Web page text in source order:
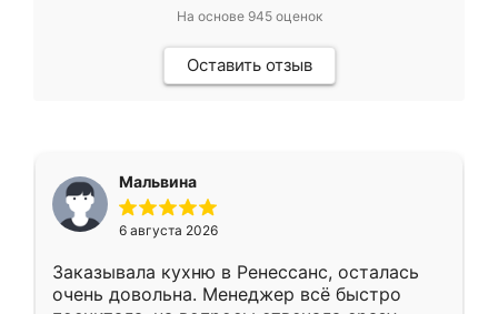
На основе 945оценок
Оставить отзыв
Мальвина
6 августа 2026
Заказывала кухню в Ренессанс, осталась
очень довольна. Менеджер всё быстро